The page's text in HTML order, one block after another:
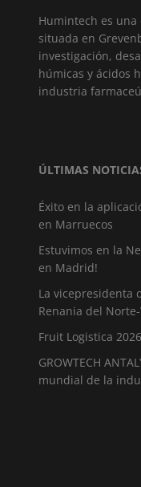
Humintech es
situada en
investigación,
húmicas y ácidos
industria
ÚLTIMAS
Éxito en la
en Marruecos
Estuvimos en la
en Madrid!
La vicepresidenta
Renania del
Fruit Logistica 2026
GROWTECH
mundial de la